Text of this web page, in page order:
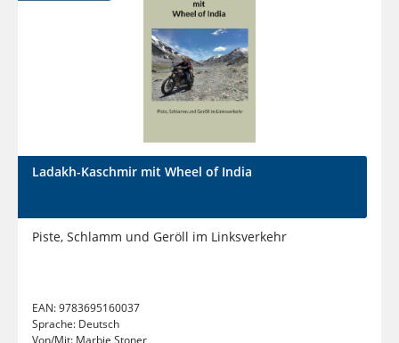
Ladakh-Kaschmir mit Wheel of India
Piste, Schlamm und Geröll im Linksverkehr
EAN:9783695160037
Sprache: Deutsch